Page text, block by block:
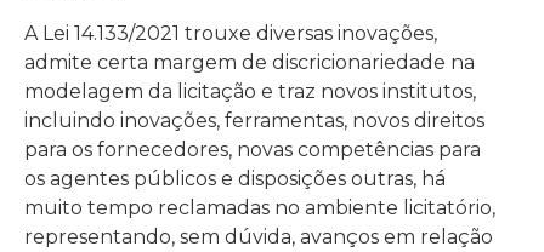
A Lei 14.133/2021 trouxe diversas inovações,
admite certa margem de discricionariedade na
modelagem da licitação e traz novos institutos,
incluindo inovações, ferramentas, novos direitos
para os fornecedores, novas competências para
os agentes públicos e disposições outras, há
muito tempo reclamadas no ambiente licitatório,
representando, sem dúvida, avanços em relação